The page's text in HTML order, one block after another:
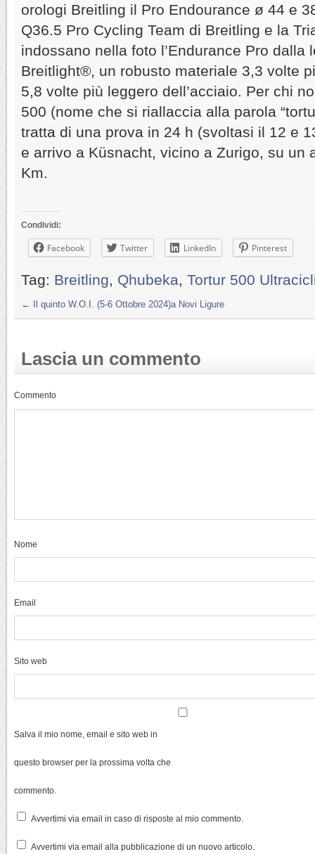
orologi Breitling il Pro Endourance ø 44 e
Q36.5 Pro Cycling Team di Breitling e la
indossano nella foto l’Endurance Pro dalla
Breitlight®, un robusto materiale 3,3 volte
5,8 volte più leggero dell’acciaio. Per chi
500 (nome che si riallaccia alla parola
tratta di una prova in 24 h (svoltasi il 12 e
e arrivo a Küsnacht, vicino a Zurigo, su un
Km.
Condividi:
Facebook Twitter LinkedIn Pinterest
Tag: Breitling, Qhubeka, Tortur 500
← Il quinto W.O.I. (5-6 Ottobre 2024)a Novi Ligure
Lascia un commento
Commento
Nome
Email
Sito web
Salva il mio nome, email e sito web in
questo browser per la prossima volta che
commento.
Avvertimi via email in caso di risposte al mio commento.
Avvertimi via email alla pubblicazione di un nuovo articolo.